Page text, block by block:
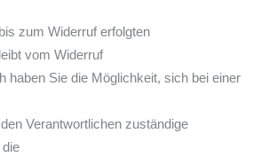
zum Widerruf erfolgten
vom Widerruf
haben Sie die Möglichkeit, sich bei einer
Verantwortlichen zuständige